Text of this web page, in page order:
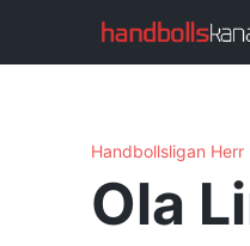
Handbollsligan Herr
Ola